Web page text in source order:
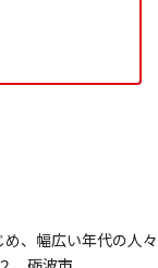
、幅広い年代の人々